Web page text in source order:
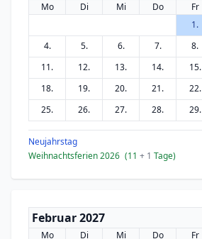
Mo Di Mi Do Fr
1.
4.
5. 6. 7. 8.
11.
12. 13. 14. 15.
18.
19. 20. 21. 22.
25.
26. 27. 28. 29.
Neujahrstag
Weihnachtsferien 2026 (11 + 1 Tage)
Februar 2027
Mo Di Mi Do Fr